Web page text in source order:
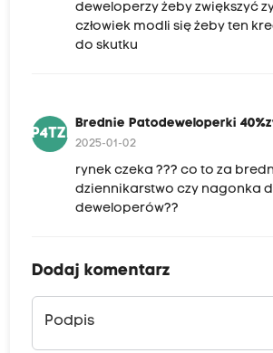
deweloperzy żeby zwiększyć
człowiek modli się żeby ten
do skutku
BP4TZM
Brednie Patodeweloperki
2025-01-02
rynek czeka ??? co to za
dziennikarstwo czy nagonka
deweloperów??
Dodaj komentarz
Podpis